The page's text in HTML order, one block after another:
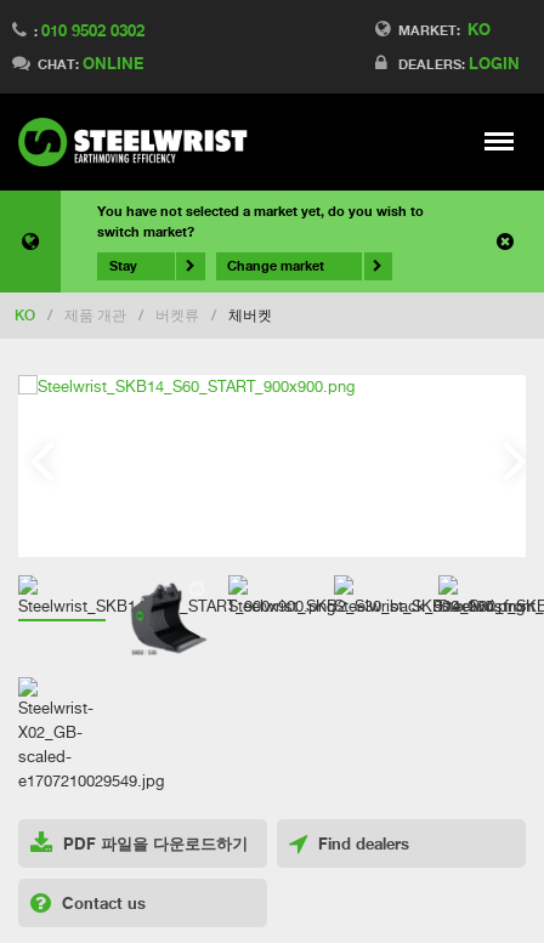
MARKET: KO
DEALERS: LOGIN
: 010 9502 0302
CHAT: ONLINE
Meny
You have not selected a market yet, do you wish to
switch market?
Stay Change market
KO / 제품 개관 / 버켓류 / 체버켓
PDF 파일을 다운로드하기 Find dealers
Contact us